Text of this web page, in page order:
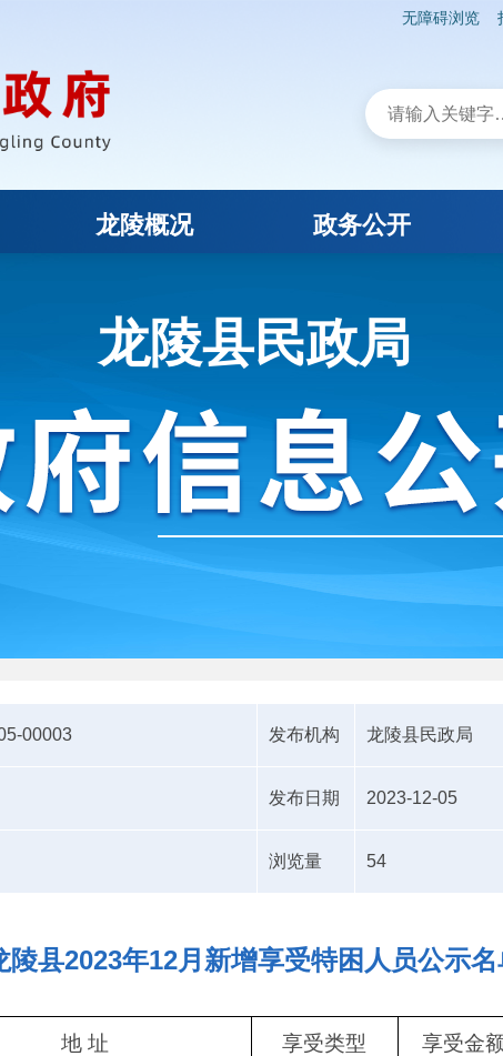
无障碍浏览
龙陵概况 政务公开
龙陵县民政局
00003 发布机构 龙陵县民政局
发布日期 2023-12-05
浏览量 54
陵县2023年12月新增享受特困人员公示
地 址 享受类型 享受金